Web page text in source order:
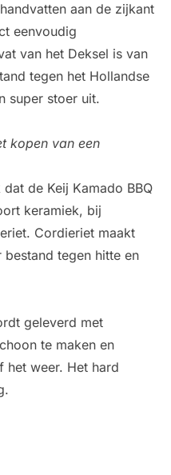
aan de zijkant
eenvoudig
van het Deksel is van
tegen het Hollandse
super stoer uit.
kopen van een
de Keij Kamado BBQ
keramiek, bij
Cordieriet maakt
tegen hitte en
geleverd met
te maken en
het weer. Het hard